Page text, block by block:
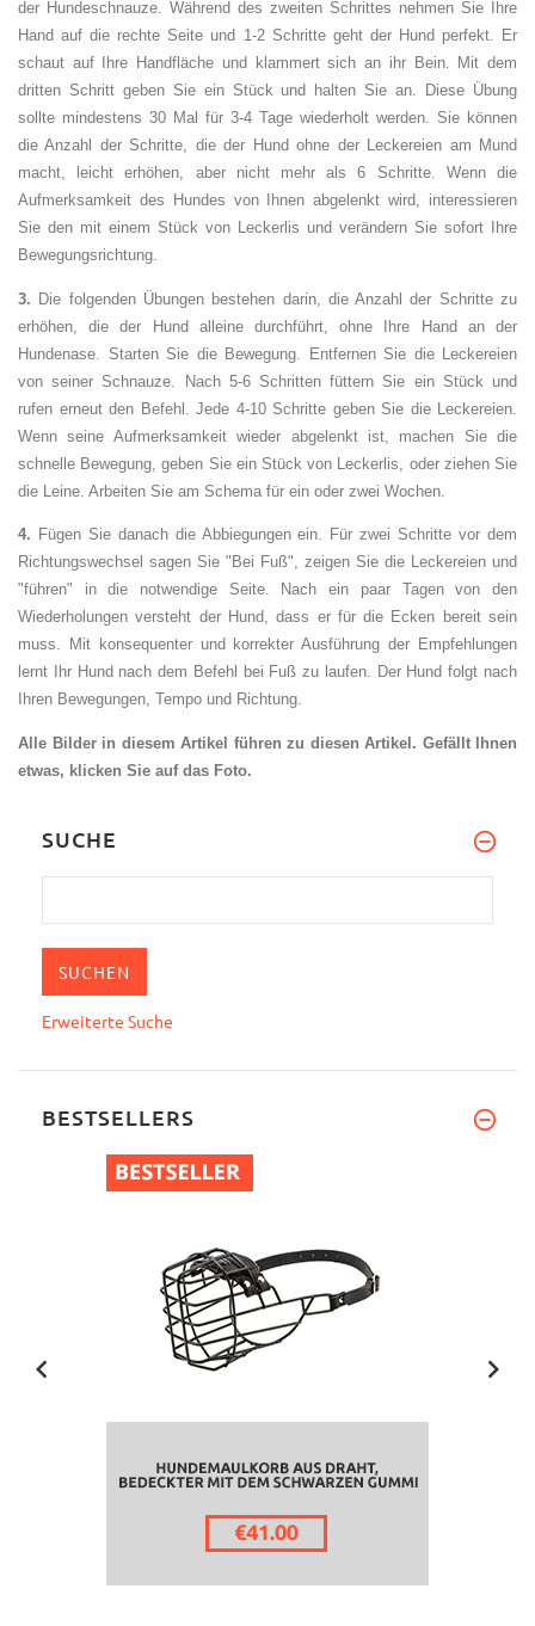
der Hundeschnauze. Während des zweiten Schrittes nehmen Sie Ihre
Hand auf die rechte Seite und 1-2 Schritte geht der Hund perfekt. Er
schaut auf Ihre Handfläche und klammert sich an ihr Bein. Mit dem
dritten Schritt geben Sie ein Stück und halten Sie an. Diese Übung
sollte mindestens 30 Mal für 3-4 Tage wiederholt werden. Sie können
die Anzahl der Schritte, die der Hund ohne der Leckereien am Mund
macht, leicht erhöhen, aber nicht mehr als 6 Schritte. Wenn die
Aufmerksamkeit des Hundes von Ihnen abgelenkt wird, interessieren
Sie den mit einem Stück von Leckerlis und verändern Sie sofort Ihre
Bewegungsrichtung.
3. Die folgenden Übungen bestehen darin, die Anzahl der Schritte zu
erhöhen, die der Hund alleine durchführt, ohne Ihre Hand an der
Hundenase. Starten Sie die Bewegung. Entfernen Sie die Leckereien
von seiner Schnauze. Nach 5-6 Schritten füttern Sie ein Stück und
rufen erneut den Befehl. Jede 4-10 Schritte geben Sie die Leckereien.
Wenn seine Aufmerksamkeit wieder abgelenkt ist, machen Sie die
schnelle Bewegung, geben Sie ein Stück von Leckerlis, oder ziehen Sie
die Leine. Arbeiten Sie am Schema für ein oder zwei Wochen.
4. Fügen Sie danach die Abbiegungen ein. Für zwei Schritte vor dem
Richtungswechsel sagen Sie "Bei Fuß", zeigen Sie die Leckereien und
"führen" in die notwendige Seite. Nach ein paar Tagen von den
Wiederholungen versteht der Hund, dass er für die Ecken bereit sein
muss. Mit konsequenter und korrekter Ausführung der Empfehlungen
lernt Ihr Hund nach dem Befehl bei Fuß zu laufen. Der Hund folgt nach
Ihren Bewegungen, Tempo und Richtung.
Alle Bilder in diesem Artikel führen zu diesen Artikel. Gefällt Ihnen
etwas, klicken Sie auf das Foto.
SUCHE
Erweiterte Suche
BESTSELLERS